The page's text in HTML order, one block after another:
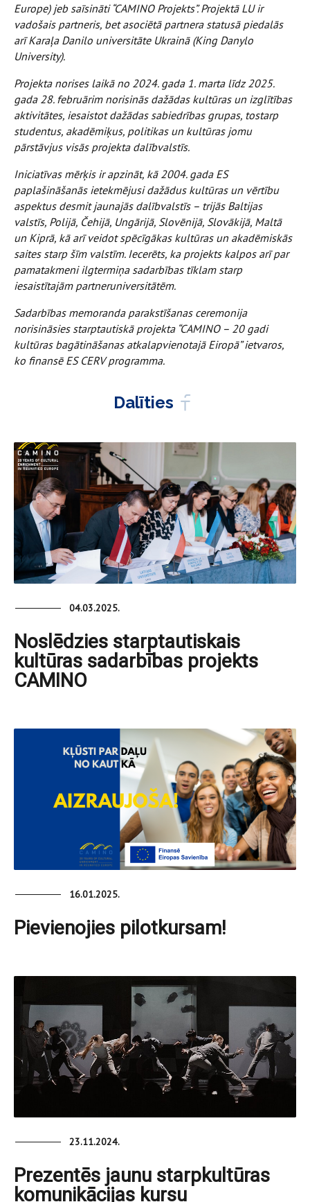
Europe) jeb saīsināti “CAMINO Projekts”. Projektā LU ir
vadošais partneris, bet asociētā partnera statusā piedalās
arī Karaļa Danilo universitāte Ukrainā (King Danylo
University).
Projekta norises laikā no 2024. gada 1. marta līdz 2025.
gada 28. februārim norisinās dažādas kultūras un izglītības
aktivitātes, iesaistot dažādas sabiedrības grupas, tostarp
studentus, akadēmiķus, politikas un kultūras jomu
pārstāvjus visās projekta dalībvalstīs.
Iniciatīvas mērķis ir apzināt, kā 2004. gada ES
paplašināšanās ietekmējusi dažādus kultūras un vērtību
aspektus desmit jaunajās dalībvalstīs – trijās Baltijas
valstīs, Polijā, Čehijā, Ungārijā, Slovēnijā, Slovākijā, Maltā
un Kiprā, kā arī veidot spēcīgākas kultūras un akadēmiskās
saites starp šīm valstīm. Iecerēts, ka projekts kalpos arī par
pamatakmeni ilgtermiņa sadarbības tīklam starp
iesaistītajām partneruniversitātēm.
Sadarbības memoranda parakstīšanas ceremonija
norisināsies starptautiskā projekta “CAMINO – 20 gadi
kultūras bagātināšanas atkalapvienotajā Eiropā” ietvaros,
ko finansē ES CERV programma.
Dalīties
04.03.2025.
Noslēdzies starptautiskais
kultūras sadarbības projekts
CAMINO
16.01.2025.
Pievienojies pilotkursam!
23.11.2024.
Prezentēs jaunu starpkultūras
komunikācijas kursu